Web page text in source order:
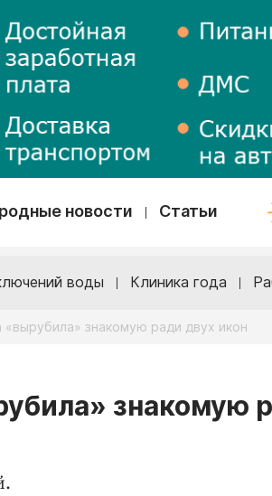
новости Статьи
воды Клиника года
«вырубила» знакомую ради двух икон
знакомую